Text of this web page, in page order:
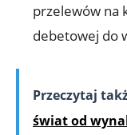
przelewów na
debetowej do
Przeczytaj
świat od